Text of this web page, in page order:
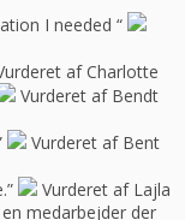
I needed “
af Charlotte
Vurderet af Bendt
Vurderet af Bent
Vurderet af Lajla
medarbejder der